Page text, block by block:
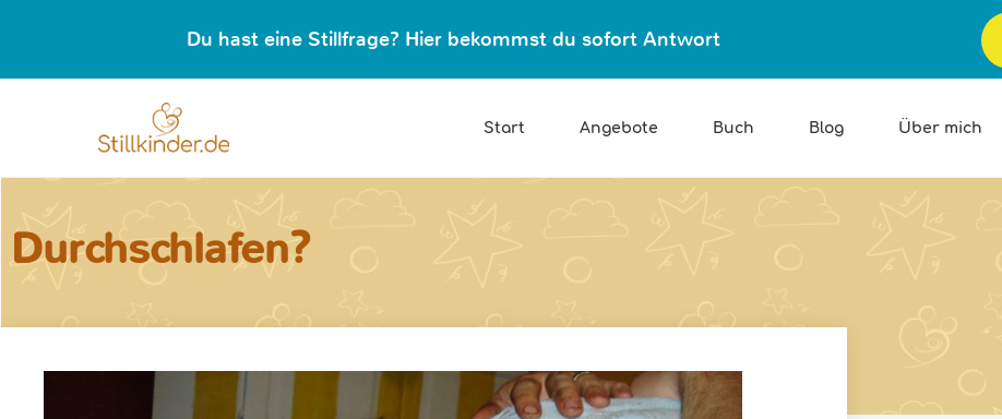
Du hast eine Stillfrage? Hier bekommst du sofort Antwort
Start Angebote Buch Blog Über mich
Durchschlafen?